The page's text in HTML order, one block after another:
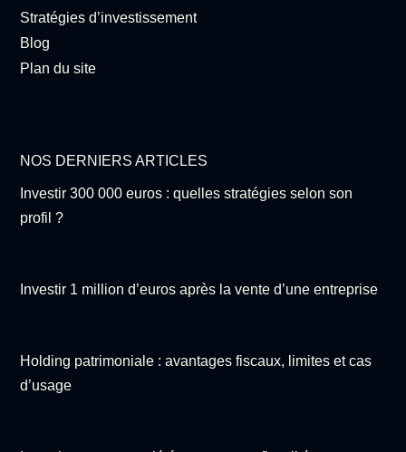
Stratégies d’investissement
Blog
Plan du site
NOS DERNIERS ARTICLES
Investir 300 000 euros : quelles stratégies selon son
profil ?
Investir 1 million d’euros après la vente d’une entreprise
Holding patrimoniale : avantages fiscaux, limites et cas
d’usage